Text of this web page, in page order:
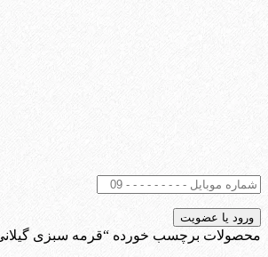
محصولات برچسب خورده “قرمه سبزی